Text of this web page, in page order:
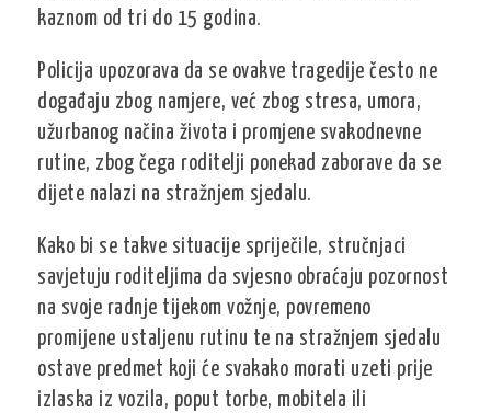
kaznom od tri do 15 godina.
Policija upozorava da se ovakve tragedije često ne
događaju zbog namjere, već zbog stresa, umora,
užurbanog načina života i promjene svakodnevne
rutine, zbog čega roditelji ponekad zaborave da se
dijete nalazi na stražnjem sjedalu.
Kako bi se takve situacije spriječile, stručnjaci
savjetuju roditeljima da svjesno obraćaju pozornost
na svoje radnje tijekom vožnje, povremeno
promijene ustaljenu rutinu te na stražnjem sjedalu
ostave predmet koji će svakako morati uzeti prije
izlaska iz vozila, poput torbe, mobitela ili